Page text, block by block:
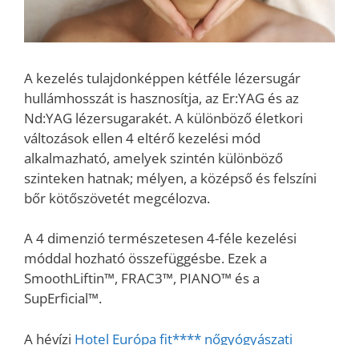
A kezelés tulajdonképpen kétféle lézersugár
hullámhosszát is hasznosítja, az Er:YAG és az
Nd:YAG lézersugarakét. A különböző életkori
változások ellen 4 eltérő kezelési mód
alkalmazható, amelyek szintén különböző
szinteken hatnak; mélyen, a középső és felszíni
bőr kötőszövetét megcélozva.
A 4 dimenzió természetesen 4-féle kezelési
móddal hozható összefüggésbe. Ezek a
SmoothLiftin™, FRAC3™, PIANO™ és a
SupErficial™.
A hévízi Hotel Európa fit**** nőgyógyászati